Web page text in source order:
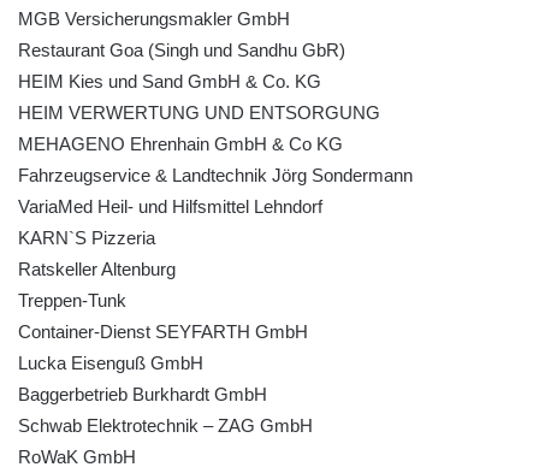
MGB Versicherungsmakler GmbH
Restaurant Goa (Singh und Sandhu GbR)
HEIM Kies und Sand GmbH & Co. KG
HEIM VERWERTUNG UND ENTSORGUNG
MEHAGENO Ehrenhain GmbH & Co KG
Fahrzeugservice & Landtechnik Jörg Sondermann
VariaMed Heil- und Hilfsmittel Lehndorf
KARN`S Pizzeria
Ratskeller Altenburg
Treppen-Tunk
Container-Dienst SEYFARTH GmbH
Lucka Eisenguß GmbH
Baggerbetrieb Burkhardt GmbH
Schwab Elektrotechnik – ZAG GmbH
RoWaK GmbH